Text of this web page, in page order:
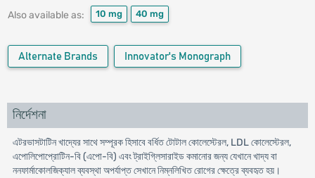
Also available as: 10 mg 40 mg
Alternate Brands Innovator's Monograph
নির্দেশনা
এটরভাসটাটিন খাদ্যের সাথে সম্পূরক হিসাবে বর্ধিত টোটাল কোলেস্টেরল, LDL কোলেস্টেরল,
এপোলিপোপ্রোটিন-বি (এপো-বি) এবং ট্রাইগ্লিসারাইড কমানোর জন্য যেখানে খাদ্য বা
ননফার্মাকোলজিক্যাল ব্যবস্থা অপর্যাপ্ত সেখানে নিম্নলিখিত রোগের ক্ষেত্রে ব্যবহৃত হয়।